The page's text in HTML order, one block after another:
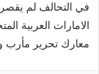
في التحالف لم
الامارات العربية
معارك تحرير مأرب